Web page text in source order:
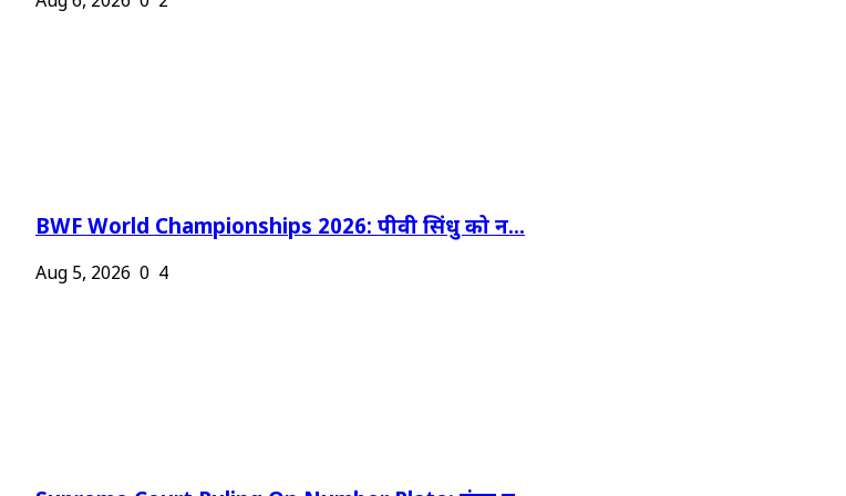
BWF World Championships 2026: पीवी सिंधु को न...
Aug 5, 2026 0 4